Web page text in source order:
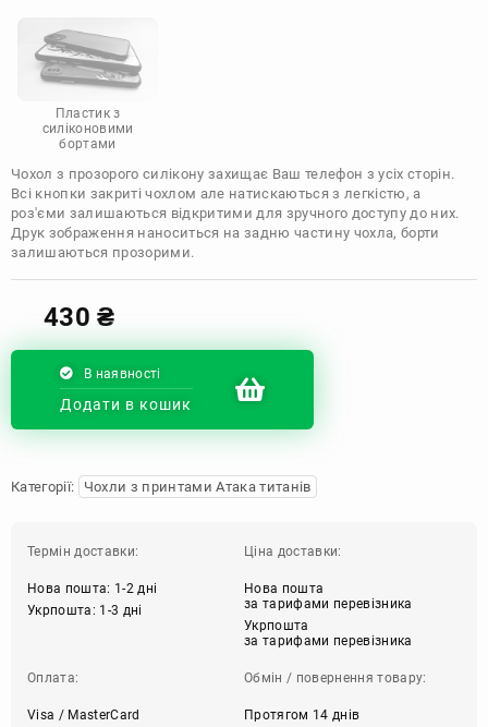
Пластик з
силіконовими
бортами
Чохол з прозорого силікону захищає Ваш телефон з усіх сторін.
Всі кнопки закриті чохлом але натискаються з легкістю, а
роз'єми залишаються відкритими для зручного доступу до них.
Друк зображення наноситься на задню частину чохла, борти
залишаються прозорими.
430₴
В наявності
Додати в кошик
Категорії: Чохли з принтами Атака титанів
Термін доставки:
Нова пошта: 1-2 дні
Укрпошта: 1-3 дні
Ціна доставки:
Нова пошта
за тарифами перевізника
Укрпошта
за тарифами перевізника
Оплата:
Visa / MasterCard
Обмін / повернення товару:
Протягом 14 днів